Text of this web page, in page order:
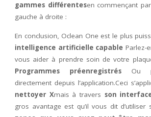
gammes différentesen commençant
gauche à droite :
En conclusion, Oclean One est le plus
intelligence artificielle capable Parlez-
vous aider à prendre soin de votre
Programmes préenregistrés Ou
directement depuis l’application.Ceci
nettoyer Xmais à travers son
gros avantage est qu’il vous dit d’utiliser